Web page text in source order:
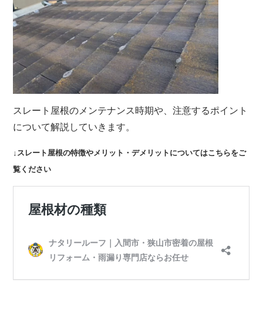
スレート屋根のメンテナンス時期や、注意するポイント
について解説していきます。
↓スレート屋根の特徴やメリット・デメリットについてはこちらをご
覧ください